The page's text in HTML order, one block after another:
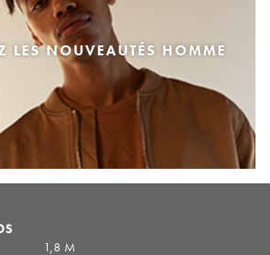
LES NOUVEAUTÉS HOMME
1,8 M